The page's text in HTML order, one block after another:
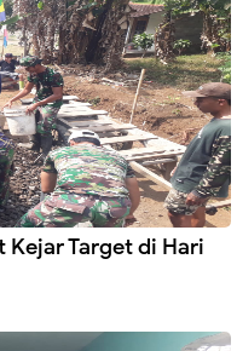
Kejar Target di Hari